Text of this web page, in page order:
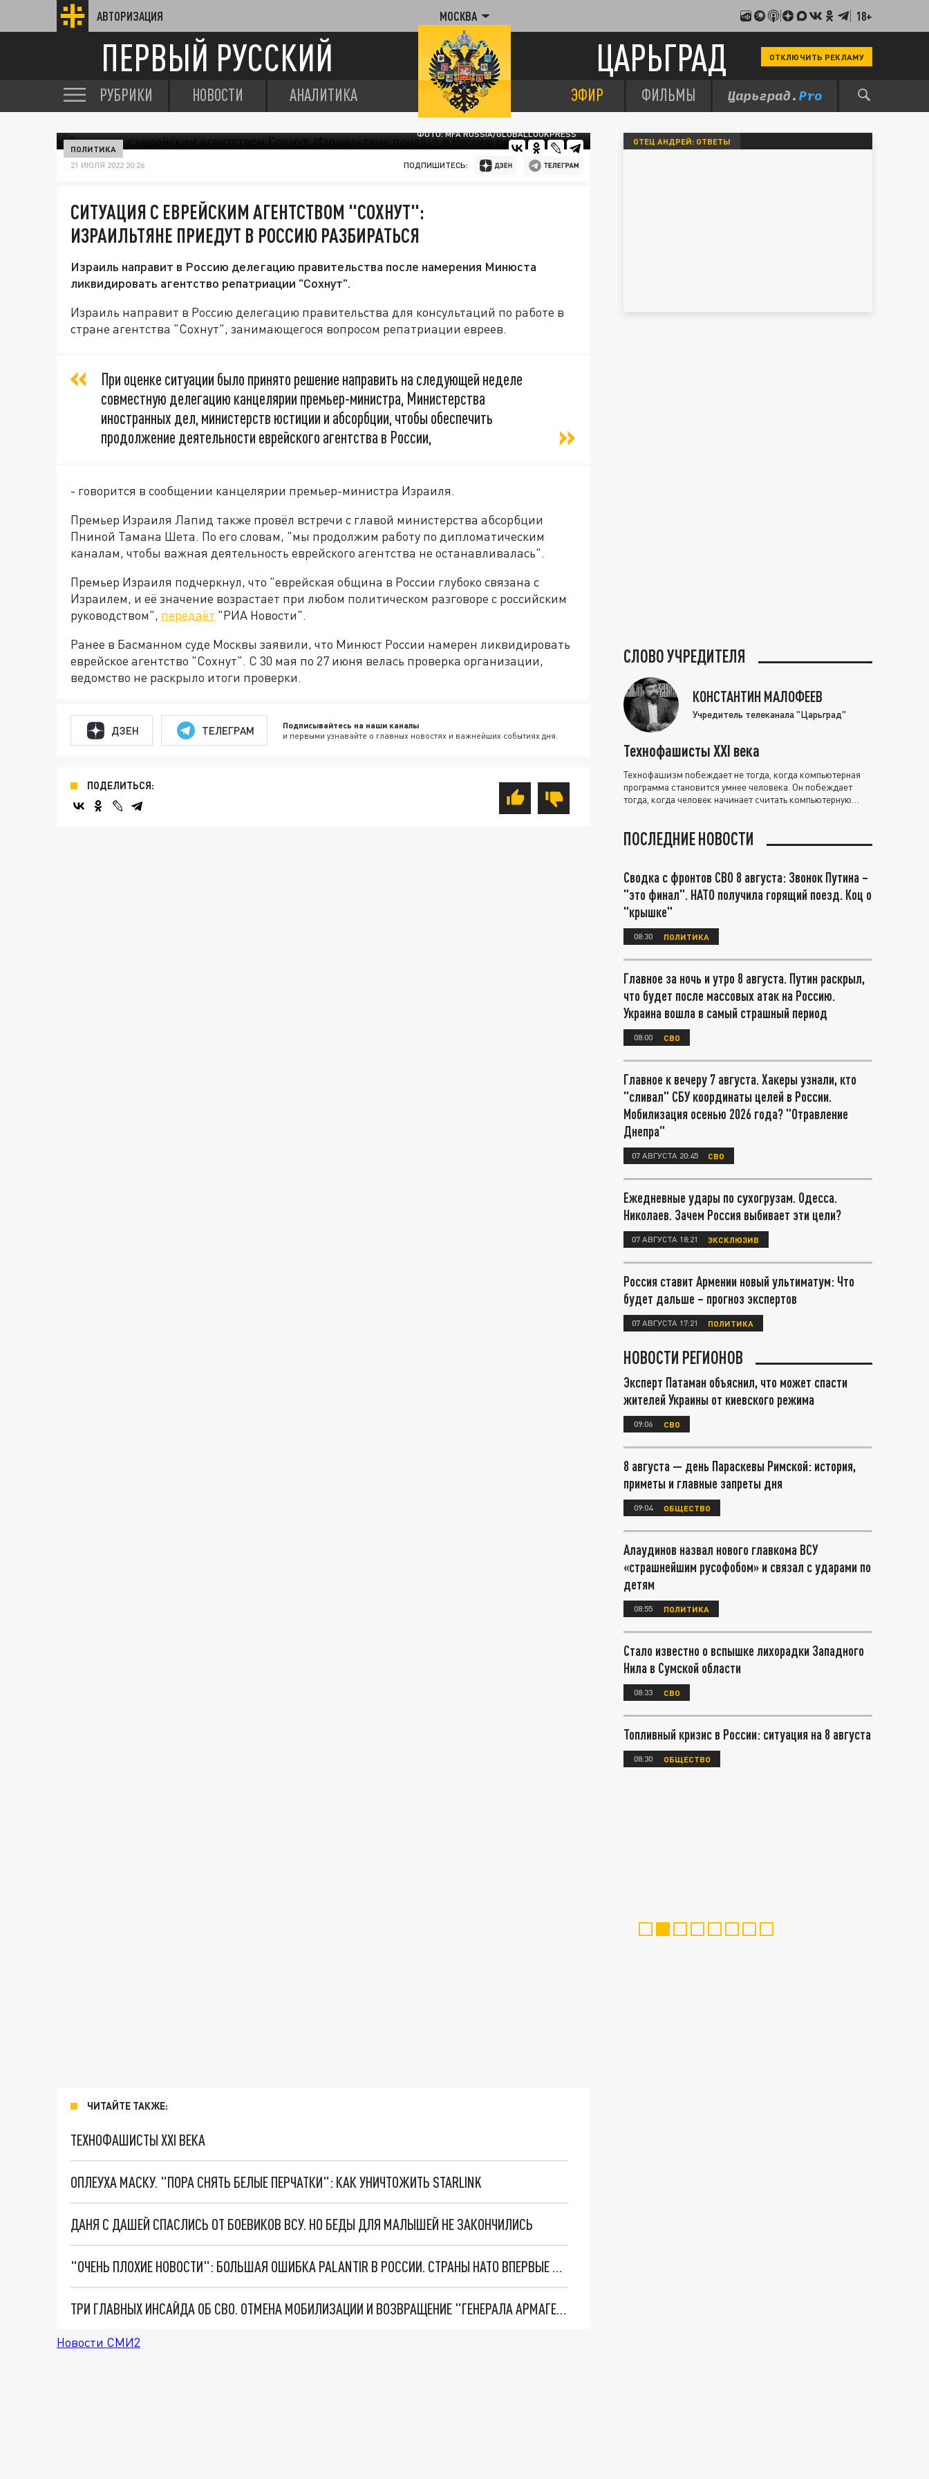
АВТОРИЗАЦИЯ МОСКВА 18+
ПЕРВЫЙ РУССКИЙ ЦАРЬГРАД ОТКЛЮЧИТЬ РЕКЛАМУ
РУБРИКИ НОВОСТИ АНАЛИТИКА ЭФИР ФИЛЬМЫ
ФОТО: MFA RUSSIA/GLOBALLOOKPRESS
ПОЛИТИКА
21 ИЮЛЯ 2022 20:26 ПОДПИШИТЕСЬ:
СИТУАЦИЯ С ЕВРЕЙСКИМ АГЕНТСТВОМ "СОХНУТ":
ИЗРАИЛЬТЯНЕ ПРИЕДУТ В РОССИЮ РАЗБИРАТЬСЯ
Израиль направит в Россию делегацию правительства после намерения Минюста
ликвидировать агентство репатриации "Сохнут".
Израиль направит в Россию делегацию правительства для консультаций по работе в
стране агентства "Сохнут", занимающегося вопросом репатриации евреев.
При оценке ситуации было принято решение направить на следующей неделе
совместную делегацию канцелярии премьер-министра, Министерства
иностранных дел, министерств юстиции и абсорбции, чтобы обеспечить
продолжение деятельности еврейского агентства в России,
- говорится в сообщении канцелярии премьер-министра Израиля.
Премьер Израиля Лапид также провёл встречи с главой министерства абсорбции
Пниной Тамана Шета. По его словам, "мы продолжим работу по дипломатическим
каналам, чтобы важная деятельность еврейского агентства не останавливалась".
Премьер Израиля подчеркнул, что "еврейская община в России глубоко связана с
Израилем, и её значение возрастает при любом политическом разговоре с российским
руководством", передаёт "РИА Новости".
Ранее в Басманном суде Москвы заявили, что Минюст России намерен ликвидировать
еврейское агентство "Сохнут". С 30 мая по 27 июня велась проверка организации,
ведомство не раскрыло итоги проверки.
ДЗЕН ТЕЛЕГРАМ Подписывайтесь на наши каналы
и первыми узнавайте о главных новостях и важнейших событиях дня.
ПОДЕЛИТЬСЯ:
ЧИТАЙТЕ ТАКЖЕ:
ТЕХНОФАШИСТЫ XXI ВЕКА
ОПЛЕУХА МАСКУ. "ПОРА СНЯТЬ БЕЛЫЕ ПЕРЧАТКИ": КАК УНИЧТОЖИТЬ STARLINK
ДАНЯ С ДАШЕЙ СПАСЛИСЬ ОТ БОЕВИКОВ ВСУ. НО БЕДЫ ДЛЯ МАЛЫШЕЙ НЕ ЗАКОНЧИЛИСЬ
"ОЧЕНЬ ПЛОХИЕ НОВОСТИ": БОЛЬШАЯ ОШИБКА PALANTIR В РОССИИ. СТРАНЫ НАТО ВПЕРВЫЕ ЗА СВО ОСТАНОВИЛИ ПОСТАВКИ ОРУЖИЯ. ВСУ ТЕРЯЮТ ПРИГРАНИЧЬЕ?
ТРИ ГЛАВНЫХ ИНСАЙДА ОБ СВО. ОТМЕНА МОБИЛИЗАЦИИ И ВОЗВРАЩЕНИЕ "ГЕНЕРАЛА АРМАГЕДДОНА"? ОТЛИЧНЫЕ НОВОСТИ, КОТОРЫЕ ЖДАЛИ ВСЕ
Новости СМИ2
ОТЕЦ АНДРЕЙ: ОТВЕТЫ
СЛОВО УЧРЕДИТЕЛЯ
КОНСТАНТИН МАЛОФЕЕВ
Учредитель телеканала "Царьград"
Технофашисты XXI века
Технофашизм побеждает не тогда, когда компьютерная
программа становится умнее человека. Он побеждает
тогда, когда человек начинает считать компьютерную
ПОСЛЕДНИЕ НОВОСТИ
Сводка с фронтов СВО 8 августа: Звонок Путина –
"это финал". НАТО получила горящий поезд. Коц о
"крышке"
08:30 ПОЛИТИКА
Главное за ночь и утро 8 августа. Путин раскрыл,
что будет после массовых атак на Россию.
Украина вошла в самый страшный период
08:00 СВО
Главное к вечеру 7 августа. Хакеры узнали, кто
"сливал" СБУ координаты целей в России.
Мобилизация осенью 2026 года? "Отравление
Днепра"
07 АВГУСТА 20:45 СВО
Ежедневные удары по сухогрузам. Одесса.
Николаев. Зачем Россия выбивает эти цели?
07 АВГУСТА 18:21 ЭКСКЛЮЗИВ
Россия ставит Армении новый ультиматум: Что
будет дальше – прогноз экспертов
07 АВГУСТА 17:21 ПОЛИТИКА
НОВОСТИ РЕГИОНОВ
Эксперт Патаман объяснил, что может спасти
жителей Украины от киевского режима
09:06 СВО
8 августа — день Параскевы Римской: история,
приметы и главные запреты дня
09:04 ОБЩЕСТВО
Алаудинов назвал нового главкома ВСУ
«страшнейшим русофобом» и связал с ударами по
детям
08:55 ПОЛИТИКА
Стало известно о вспышке лихорадки Западного
Нила в Сумской области
08:33 СВО
Топливный кризис в России: ситуация на 8 августа
08:30 ОБЩЕСТВО